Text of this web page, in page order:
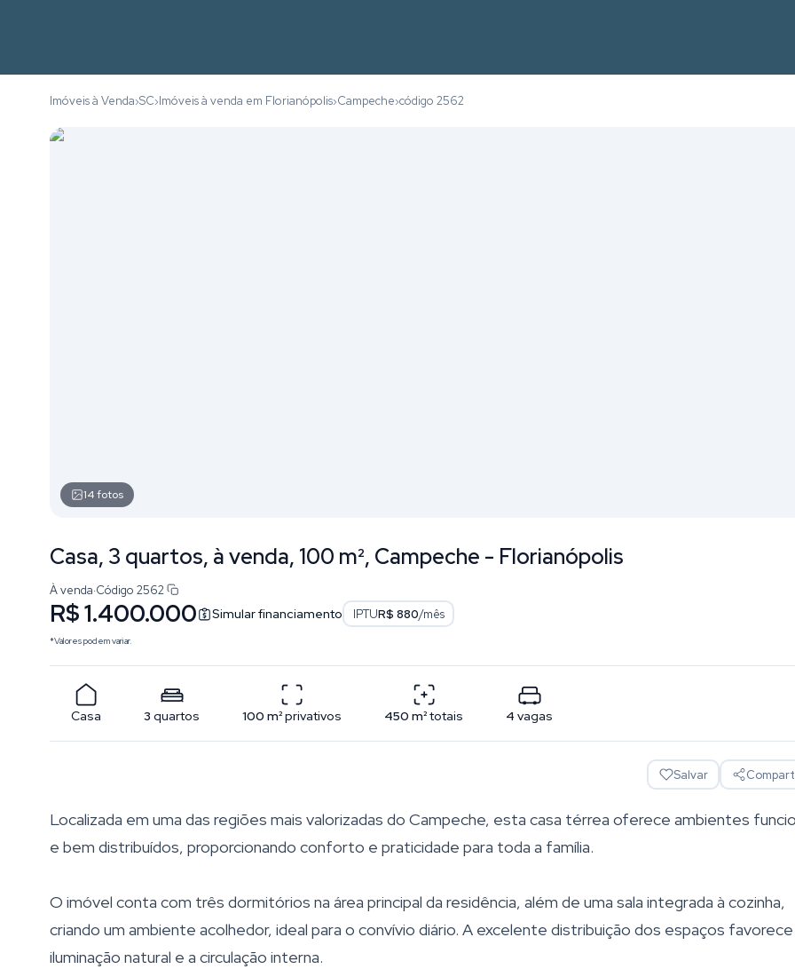
Imóveis à Venda›SC›Imóveis à venda em Florianópolis›Campeche›código 2562
14fotos
Casa, 3 quartos, à venda, 100 m², Campeche - Florianópolis
À venda·Código 2562
R$ 1.400.000 Simular financiamento IPTUR$ 880/mês
*Valores podem variar.
Casa 3 quartos 100 m²privativos 450 m²totais 4 vagas
Salvar
Localizada em uma das regiões mais valorizadas do Campeche, esta casa térrea oferece ambientes
e bem distribuídos, proporcionando conforto e praticidade para toda a família.
O imóvel conta com três dormitórios na área principal da residência, além de uma sala integrada à cozinha,
criando um ambiente acolhedor, ideal para o convívio diário. A excelente distribuição dos espaços favorece
iluminação natural e a circulação interna.